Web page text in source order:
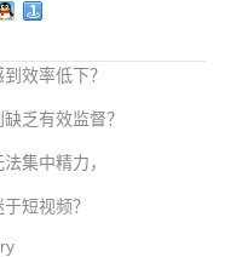
效率低下？
乏有效监督？
集中精力，
短视频？